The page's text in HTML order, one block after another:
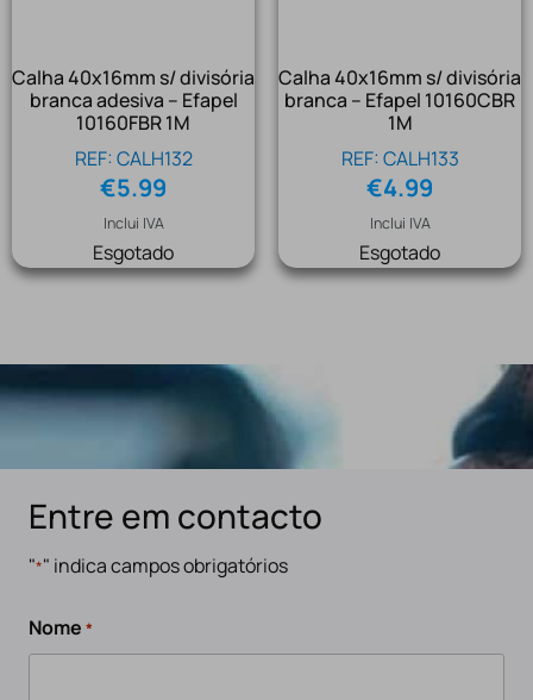
Calha 40x16mm s/ divisória
branca adesiva – Efapel
10160FBR 1M
REF: CALH132
€5.99
Inclui IVA
Esgotado
Calha 40x16mm s/ divisória
branca – Efapel 10160CBR
1M
REF: CALH133
€4.99
Inclui IVA
Esgotado
Entre em contacto
"*" indica campos obrigatórios
Nome *